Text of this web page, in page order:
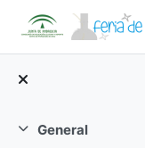
Colapsar
General